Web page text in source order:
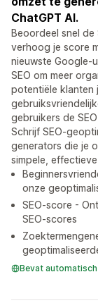
ChatGPT AI.
Beoordeel snel
verhoog je score
nieuwste Google-
SEO om meer
potentiële klanten
gebruikers de
Schrijf SEO-
generators die je
simpele,
onze
SEO-score -
SEO-scores
Bevat